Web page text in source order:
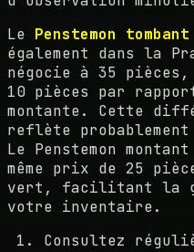
Le Penstemon
également dans la
négocie à 35
10 pièces par
montante. Cette
reflète
Le Penstemon
même prix de 25
vert, facilitant la
votre inventaire.
Consultez